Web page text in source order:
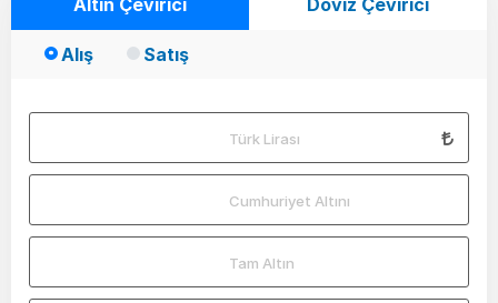
Altın Çevirici Döviz Çevirici
Alış Satış
Türk Lirası
Cumhuriyet Altını
Tam Altın